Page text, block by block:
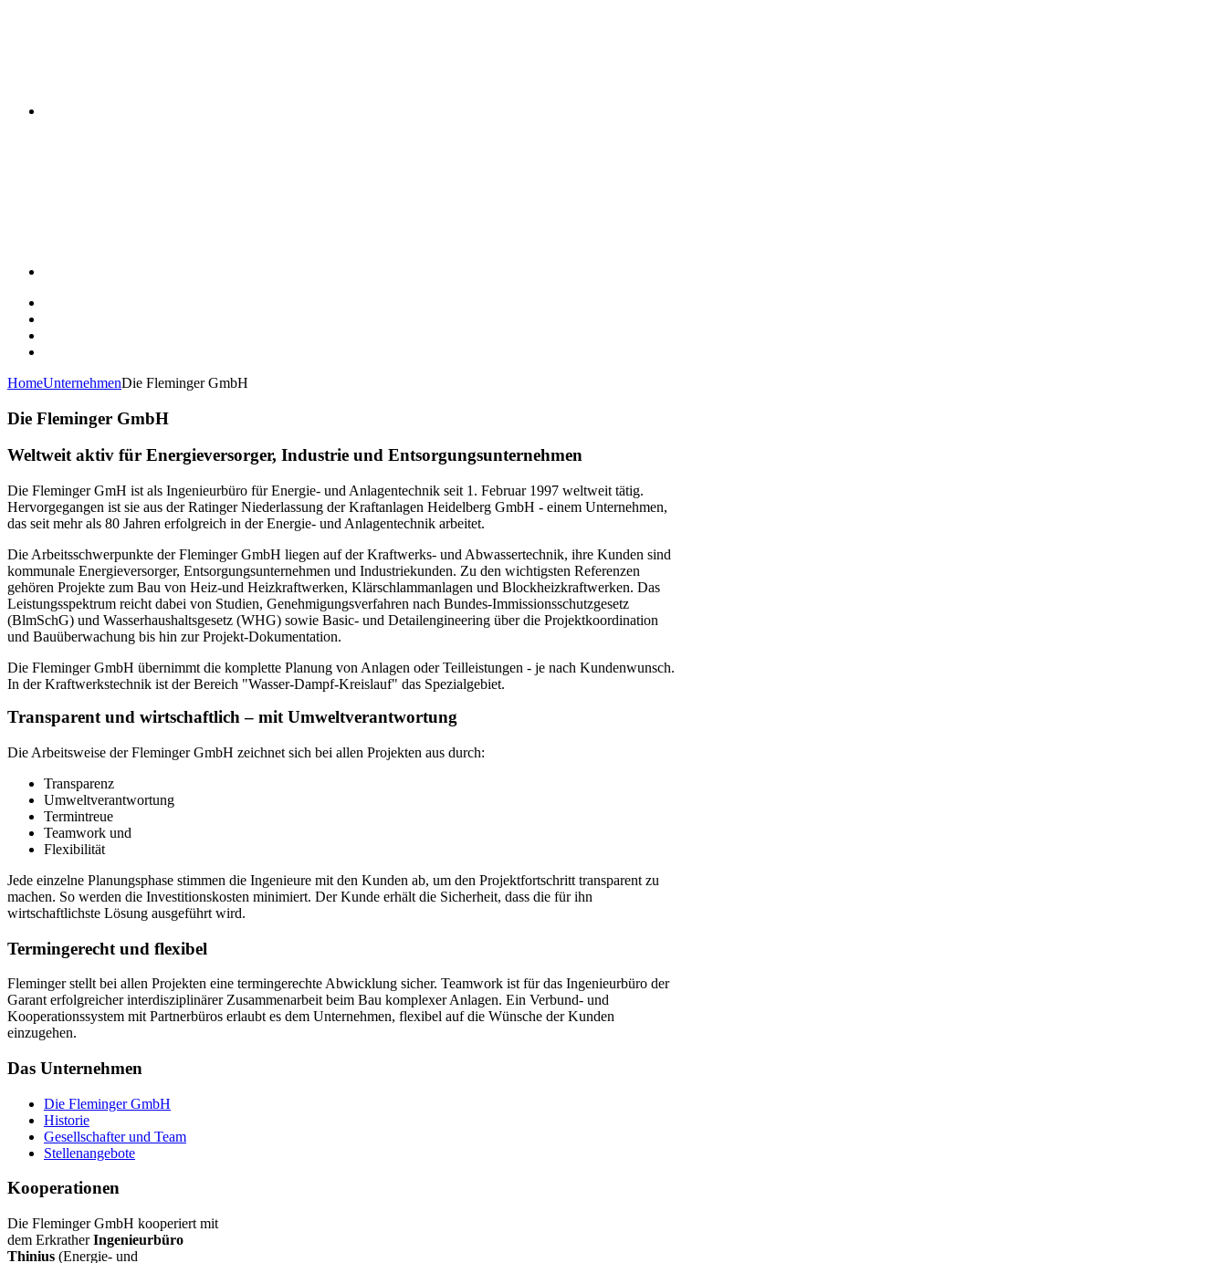
HomeUnternehmenDie Fleminger GmbH
Die Fleminger GmbH
Weltweit aktiv für Energieversorger, Industrie und Entsorgungsunternehmen
Die Fleminger GmH ist als Ingenieurbüro für Energie- und Anlagentechnik seit 1. Februar 1997 weltweit tätig.
Hervorgegangen ist sie aus der Ratinger Niederlassung der Kraftanlagen Heidelberg GmbH - einem Unternehmen,
das seit mehr als 80 Jahren erfolgreich in der Energie- und Anlagentechnik arbeitet.
Die Arbeitsschwerpunkte der Fleminger GmbH liegen auf der Kraftwerks- und Abwassertechnik, ihre Kunden sind
kommunale Energieversorger, Entsorgungsunternehmen und Industriekunden. Zu den wichtigsten Referenzen
gehören Projekte zum Bau von Heiz-und Heizkraftwerken, Klärschlammanlagen und Blockheizkraftwerken. Das
Leistungsspektrum reicht dabei von Studien, Genehmigungsverfahren nach Bundes-Immissionsschutzgesetz
(BlmSchG) und Wasserhaushaltsgesetz (WHG) sowie Basic- und Detailengineering über die Projektkoordination
und Bauüberwachung bis hin zur Projekt-Dokumentation.
Die Fleminger GmbH übernimmt die komplette Planung von Anlagen oder Teilleistungen - je nach Kundenwunsch.
In der Kraftwerkstechnik ist der Bereich "Wasser-Dampf-Kreislauf" das Spezialgebiet.
Transparent und wirtschaftlich – mit Umweltverantwortung
Die Arbeitsweise der Fleminger GmbH zeichnet sich bei allen Projekten aus durch:
Transparenz
Umweltverantwortung
Termintreue
Teamwork und
Flexibilität
Jede einzelne Planungsphase stimmen die Ingenieure mit den Kunden ab, um den Projektfortschritt transparent zu
machen. So werden die Investitionskosten minimiert. Der Kunde erhält die Sicherheit, dass die für ihn
wirtschaftlichste Lösung ausgeführt wird.
Termingerecht und flexibel
Fleminger stellt bei allen Projekten eine termingerechte Abwicklung sicher. Teamwork ist für das Ingenieurbüro der
Garant erfolgreicher interdisziplinärer Zusammenarbeit beim Bau komplexer Anlagen. Ein Verbund- und
Kooperationssystem mit Partnerbüros erlaubt es dem Unternehmen, flexibel auf die Wünsche der Kunden
einzugehen.
Das Unternehmen
Die Fleminger GmbH
Historie
Gesellschafter und Team
Stellenangebote
Kooperationen
Die Fleminger GmbH kooperiert mit
dem ErkratherIngenieurbüro
Thinius (Energie- und